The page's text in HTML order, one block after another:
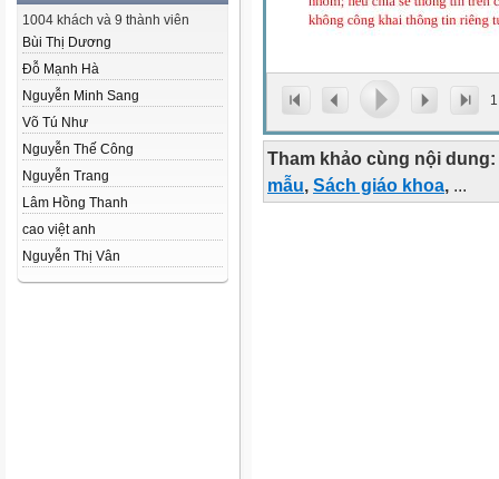
1004 khách và 9 thành viên
Bùi Thị Dương
Đỗ Mạnh Hà
Nguyễn Minh Sang
Võ Tú Như
Nguyễn Thế Công
Nguyễn Trang
Lâm Hồng Thanh
cao việt anh
Nguyễn Thị Vân
1
Tham khảo cùng nội dung:
mẫu, Sách giáo khoa, ...